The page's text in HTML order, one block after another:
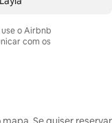
o Airbnb
com os